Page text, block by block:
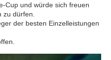
Cup und würde sich freuen
dürfen.
der besten Einzelleistungen